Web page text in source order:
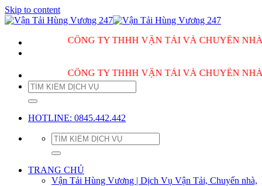
Skip to content
CÔNG TY THHH VẬN TẢI VÀ CHUYỂN NHÀ HÙNG
CÔNG TY THHH VẬN TẢI VÀ CHUYỂN NHÀ HÙNG
HOTLINE: 0845.442.442
TRANG CHỦ
Vận Tải Hùng Vương | Dịch Vụ Vận Tải, Chuyển nhà,